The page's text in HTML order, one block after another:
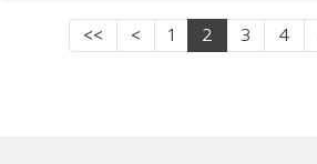
<< < 1 2 3 4